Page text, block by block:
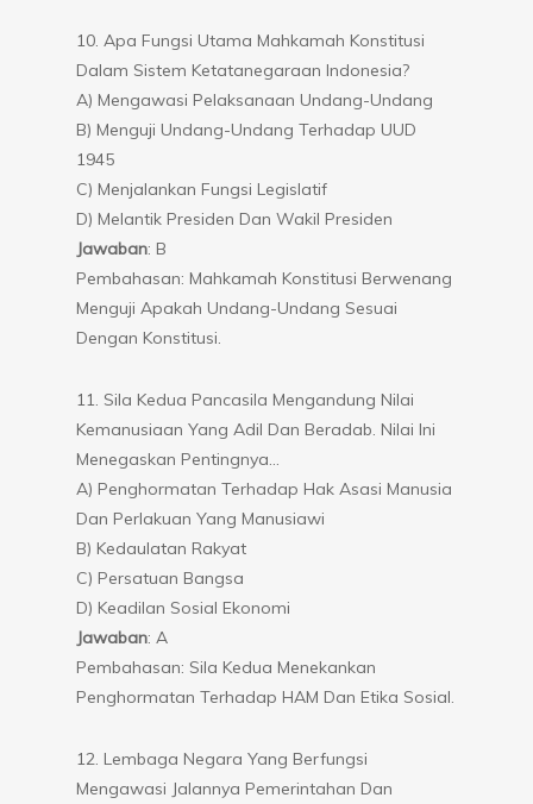
10. Apa Fungsi Utama Mahkamah Konstitusi
Dalam Sistem Ketatanegaraan Indonesia?
A) Mengawasi Pelaksanaan Undang-Undang
B) Menguji Undang-Undang Terhadap UUD
1945
C) Menjalankan Fungsi Legislatif
D) Melantik Presiden Dan Wakil Presiden
Jawaban: B
Pembahasan: Mahkamah Konstitusi Berwenang
Menguji Apakah Undang-Undang Sesuai
Dengan Konstitusi.
11. Sila Kedua Pancasila Mengandung Nilai
Kemanusiaan Yang Adil Dan Beradab. Nilai Ini
Menegaskan Pentingnya…
A) Penghormatan Terhadap Hak Asasi Manusia
Dan Perlakuan Yang Manusiawi
B) Kedaulatan Rakyat
C) Persatuan Bangsa
D) Keadilan Sosial Ekonomi
Jawaban: A
Pembahasan: Sila Kedua Menekankan
Penghormatan Terhadap HAM Dan Etika Sosial.
12. Lembaga Negara Yang Berfungsi
Mengawasi Jalannya Pemerintahan Dan